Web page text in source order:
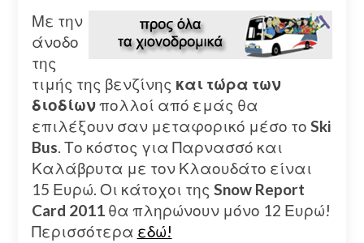
Με την
άνοδο
της
τιμής της βενζίνης και τώρα των
διοδίωνπολλοί από εμάς θα
επιλέξουν σαν μεταφορικό μέσο το Ski
Bus. Το κόστος για Παρνασσό και
Καλάβρυτα με τον Κλαουδάτο είναι
15 Ευρώ. Οι κάτοχοι της Snow Report
Card 2011θα πληρώνουν μόνο 12 Ευρώ!
Περισσότερα εδώ!